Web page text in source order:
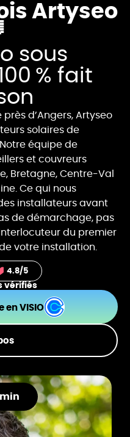
Artyseo
sous
% fait
près d’Angers, Artyseo
solaires de
équipe de
et couvreurs
Bretagne, Centre-Val
Ce qui nous
installateurs avant
de démarchage, pas
du premier
votre installation.
4.8/5
vérifiés
en VISIO